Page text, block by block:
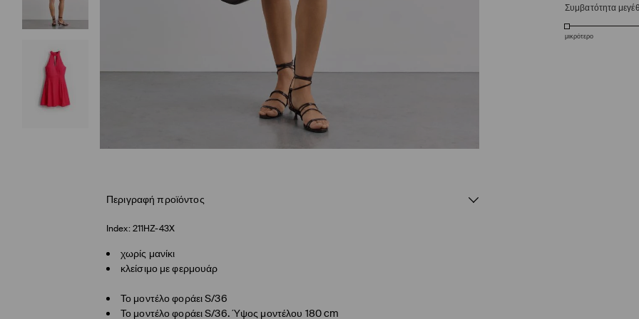
Συμβατότητα
μικρότερο
Περιγραφή προϊόντος
Index: 211HZ-43X
χωρίς μανίκι
κλείσιμο με φερμουάρ
Το μοντέλο φοράει S/36
Το μοντέλο φοράει S/36. Ύψος μοντέλου 180 cm